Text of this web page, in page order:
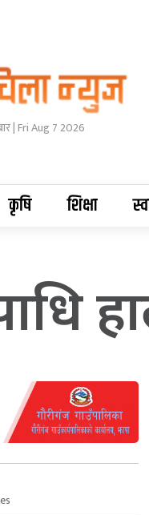
| Fri Aug 7 2026
कृषि शिक्षा